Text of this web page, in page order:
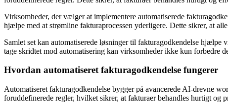
Virksomheder, der vælger at implementere automatiserede
hjælpe med at strømline fakturaprocessen yderligere. Dette sikrer, at
Samlet set kan automatiserede løsninger til fakturagodkendelse hjælpe
tage skridtet mod automatisering kan virksomheder ikke kun forbedre
Hvordan automatiseret fakturagodkendelse fungerer
Automatiseret fakturagodkendelse bygger på avancerede AI-drevne
foruddefinerede regler, hvilket sikrer, at fakturaer behandles hurtigt